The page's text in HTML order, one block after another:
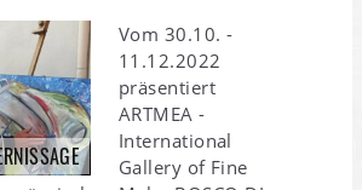
Vom 30.10. -
11.12.2022
präsentiert
ARTMEA -
International
Gallery of Fine